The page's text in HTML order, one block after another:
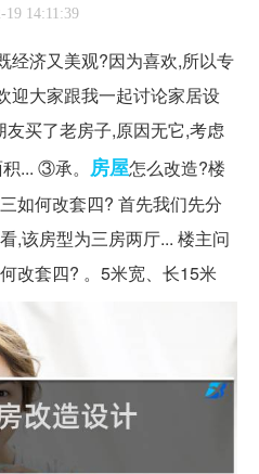
19 14:11:39
经济又美观?因为喜欢,所以专
迎大家跟我一起讨论家居设
买了老房子,原因无它,考虑
... ③承。 房屋怎么改造?楼
如何改套四? 首先我们先分
,该房型为三房两厅... 楼主问
改套四? 。5米宽、长15米